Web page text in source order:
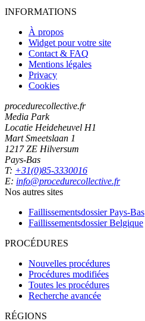
INFORMATIONS
À propos
Widget pour votre site
Contact & FAQ
Mentions légales
Privacy
Cookies
procedurecollective.fr
Media Park
Locatie Heideheuvel H1
Mart Smeetslaan 1
1217 ZE Hilversum
Pays-Bas
T: +31(0)85-3330016
E: info@procedurecollective.fr
Nos autres sites
Faillissementsdossier Pays-Bas
Faillissementsdossier Belgique
PROCÉDURES
Nouvelles procédures
Procédures modifiées
Toutes les procédures
Recherche avancée
RÉGIONS